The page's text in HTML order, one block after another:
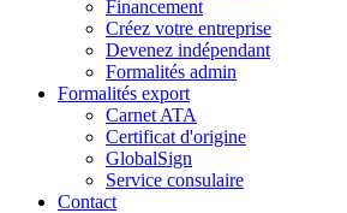
Financement
Créez votre entreprise
Devenez indépendant
Formalités admin
Formalités export
Carnet ATA
Certificat d'origine
GlobalSign
Service consulaire
Contact